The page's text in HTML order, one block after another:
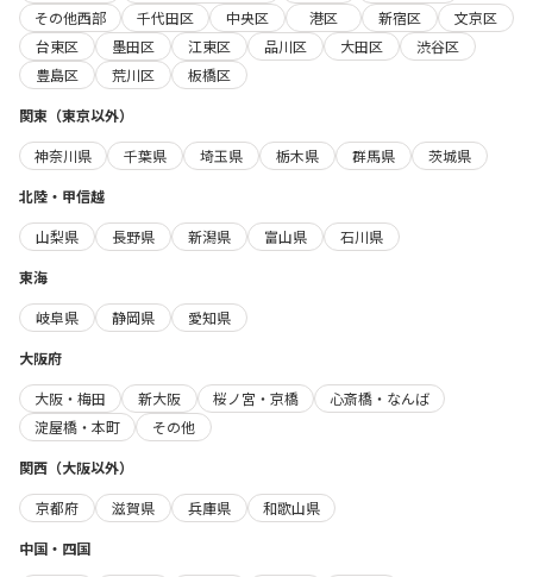
その他西部
千代田区 中央区 港区 新宿区
文京区
台東区
墨田区 江東区 品川区 大田区
渋谷区
豊島区
荒川区
板橋区
関東（東京以外）
神奈川県
千葉県 埼玉県 栃木県 群馬県
茨城県
北陸・甲信越
山梨県
長野県 新潟県 富山県
石川県
東海
岐阜県
静岡県
愛知県
大阪府
大阪・梅田
新大阪 桜ノ宮・京橋
心斎橋・なんば
淀屋橋・本町
その他
関西（大阪以外）
京都府
滋賀県 兵庫県
和歌山県
中国・四国